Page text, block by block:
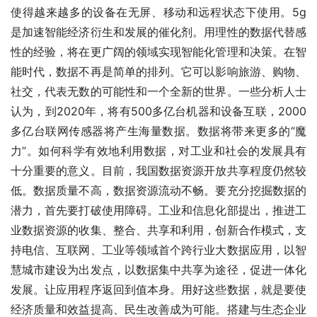
使得越来越多的设备在无屏、移动和远程状态下使用。5g
是加速智能经济衍生和发展的催化剂。用理性的数据代替感
性的经验，将在更广阔的领域实现智能化管理和决策。在智
能时代，数据不再是简单的排列。它可以影响旅游、购物、
社交，代表无数的可能性和一个全新的世界。一些分析人士
认为，到2020年，将有500多亿台机器和设备互联，2000
多亿台联网传感器将产生海量数据。数据将带来更多的“魔
力”。如何科学有效地利用数据，对工业和社会的发展具有
十分重要的意义。目前，我国数据资源开放共享程度仍然较
低。数据质量不高，数据资源流动不畅。要充分挖掘数据的
潜力，首先要打破使用障碍。工业和信息化部提出，推进工
业数据资源的收集、整合、共享和利用，创新合作模式，支
持电信、互联网、工业等领域首个跨行业大数据应用，以智
慧城市建设为出发点，以数据集中共享为途径，促进一体化
发展。让应用程序返回到值本身。用好这些数据，就是要使
经济质量和效益提高、民生改善成为可能。搭建与生态企业